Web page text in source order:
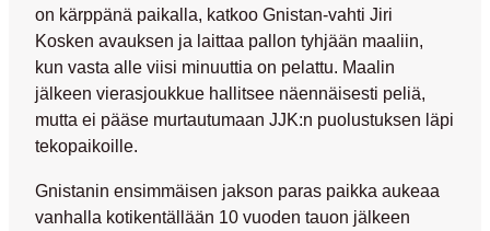
on kärppänä paikalla, katkoo Gnistan-vahti Jiri
Kosken avauksen ja laittaa pallon tyhjään maaliin,
kun vasta alle viisi minuuttia on pelattu. Maalin
jälkeen vierasjoukkue hallitsee näennäisesti peliä,
mutta ei pääse murtautumaan JJK:n puolustuksen läpi
tekopaikoille.
Gnistanin ensimmäisen jakson paras paikka aukeaa
vanhalla kotikentällään 10 vuoden tauon jälkeen